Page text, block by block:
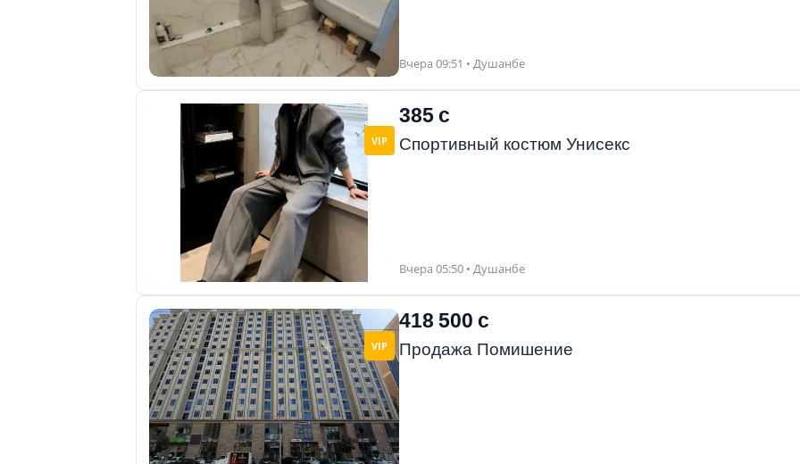
Вчера 09:51 • Душанбе
VIP
385 с
Спортивный костюм Унисекс
Вчера 05:50 • Душанбе
VIP
418 500 с
Продажа Помишение